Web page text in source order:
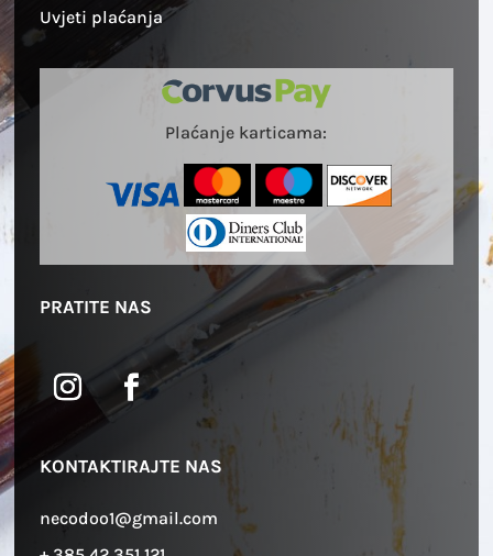
Uvjeti plaćanja
Plaćanje karticama:
PRATITE NAS
KONTAKTIRAJTE NAS
necodoo1@gmail.com